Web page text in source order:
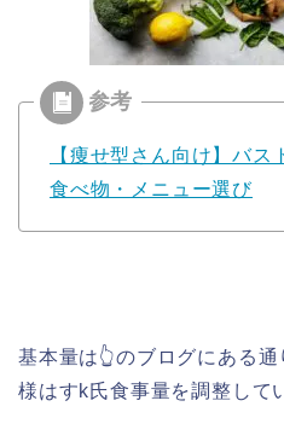
【痩せ型さん向け】バ
食べ物・メニュー選び
基本量は👆のブログにある
様はすk氏食事量を調整して